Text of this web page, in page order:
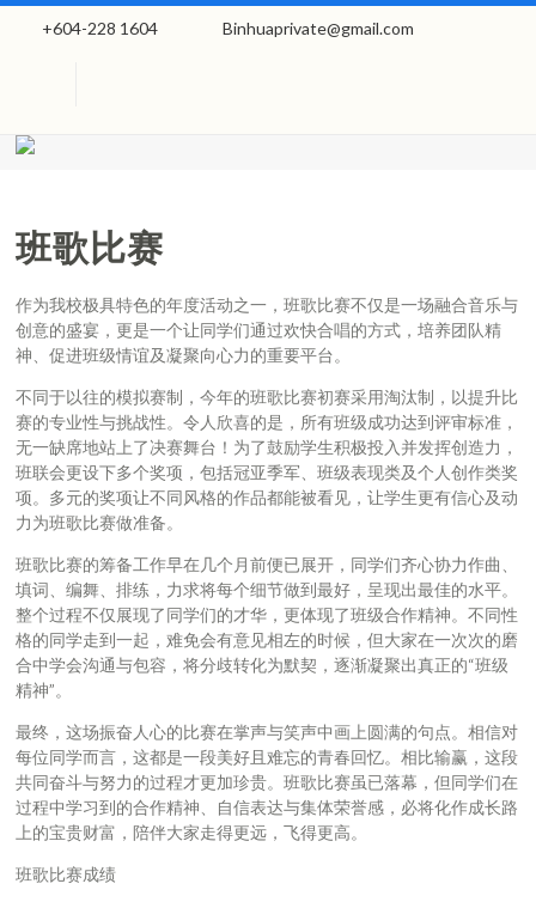
+604-228 1604 Binhuaprivate@gmail.com
班歌比赛
作为我校极具特色的年度活动之一，班歌比赛不仅是一场融合音乐与
创意的盛宴，更是一个让同学们通过欢快合唱的方式，培养团队精
神、促进班级情谊及凝聚向心力的重要平台。
不同于以往的模拟赛制，今年的班歌比赛初赛采用淘汰制，以提升比
赛的专业性与挑战性。令人欣喜的是，所有班级成功达到评审标准，
无一缺席地站上了决赛舞台！为了鼓励学生积极投入并发挥创造力，
班联会更设下多个奖项，包括冠亚季军、班级表现类及个人创作类奖
项。多元的奖项让不同风格的作品都能被看见，让学生更有信心及动
力为班歌比赛做准备。
班歌比赛的筹备工作早在几个月前便已展开，同学们齐心协力作曲、
填词、编舞、排练，力求将每个细节做到最好，呈现出最佳的水平。
整个过程不仅展现了同学们的才华，更体现了班级合作精神。不同性
格的同学走到一起，难免会有意见相左的时候，但大家在一次次的磨
合中学会沟通与包容，将分歧转化为默契，逐渐凝聚出真正的“班级
精神”。
最终，这场振奋人心的比赛在掌声与笑声中画上圆满的句点。相信对
每位同学而言，这都是一段美好且难忘的青春回忆。相比输赢，这段
共同奋斗与努力的过程才更加珍贵。班歌比赛虽已落幕，但同学们在
过程中学习到的合作精神、自信表达与集体荣誉感，必将化作成长路
上的宝贵财富，陪伴大家走得更远，飞得更高。
班歌比赛成绩